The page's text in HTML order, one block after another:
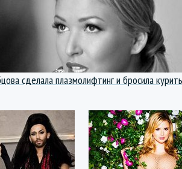
сделала плазмолифтинг и бросила курить